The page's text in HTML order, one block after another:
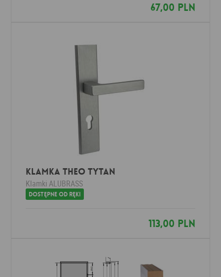
67,00 PLN
Klamka THEO tytan
Klamki ALUBRASS
Dostępne od ręki
113,00 PLN